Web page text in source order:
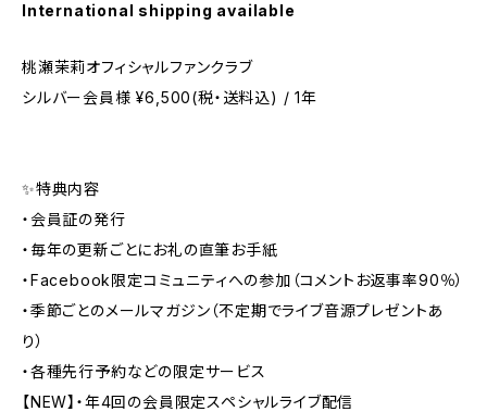
International shipping available
桃瀬茉莉オフィシャルファンクラブ
シルバー会員様 ¥6,500(税・送料込) / 1年
✨特典内容
・会員証の発行
・毎年の更新ごとにお礼の直筆お手紙
・Facebook限定コミュニティへの参加（コメントお返事率90％）
・季節ごとのメールマガジン（不定期でライブ音源プレゼントあ
り）
・各種先行予約などの限定サービス
【NEW】・年4回の会員限定スペシャルライブ配信